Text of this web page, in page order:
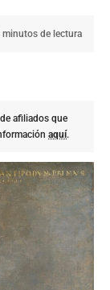
minutos de lectura
afiliados que
aquí.